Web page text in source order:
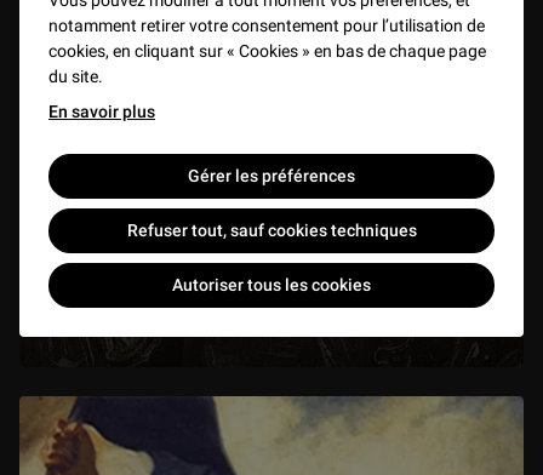
notamment retirer votre consentement pour l’utilisation de
cookies, en cliquant sur « Cookies » en bas de chaque page
du site.
En savoir plus
Gérer les préférences
Refuser tout, sauf cookies techniques
Autoriser tous les cookies
Présentation de l'exposition : Théâtre du pouvoir